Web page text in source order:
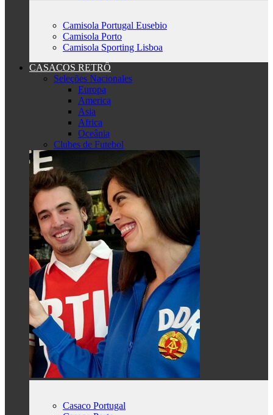
Camisola Portugal Eusebio
Camisola Porto
Camisola Sporting Lisboa
CASACOS RETRÔ
Seleções Nacionales
Europa
America
Asia
Africa
Oceânia
Clubes de Futebol
Casaco Portugal